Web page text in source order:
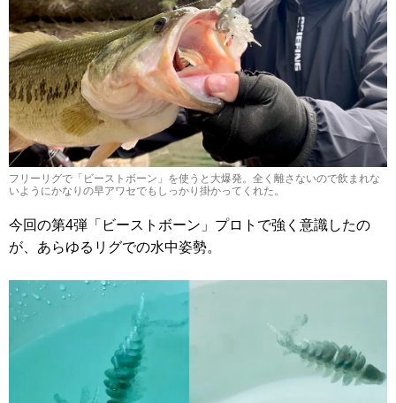
フリーリグで「ビーストボーン」を使うと大爆発。全く離さないので飲まれな
いようにかなりの早アワセでもしっかり掛かってくれた。
今回の第4弾「ビーストボーン」プロトで強く意識したの
が、あらゆるリグでの水中姿勢。